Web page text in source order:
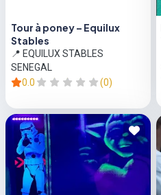
Tour à poney – Equilux
Stables
📍 EQUILUX STABLES
SENEGAL
0.0
(0)